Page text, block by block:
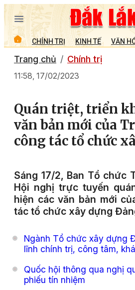
CHÍNH TRỊ KINH TẾ VĂN
Trang chủ Chính trị
11:58, 17/02/2023
Quán triệt, triển
văn bản mới của
công tác tổ chức
Sáng 17/2, Ban Tổ chức
Hội nghị trực tuyến
hiện các văn bản mới
tác tổ chức xây dựng
Ngành Tổ chức xây dựng
lĩnh chính trị, công tâm,
Quốc hội thông qua nghị
phiếu tín nhiệm